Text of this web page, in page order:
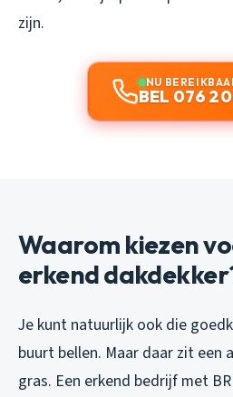
zijn.
NU
BEL 076
Waarom kiezen
erkend
Je kunt natuurlijk ook die
buurt bellen. Maar daar zit een
gras. Een erkend bedrijf met